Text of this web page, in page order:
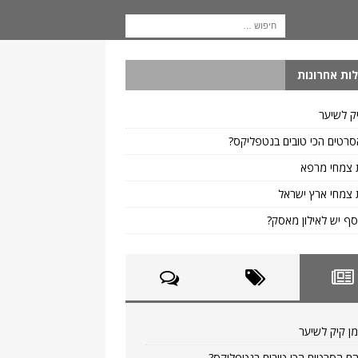
אחרונות
לשיער
הכי טובים בנטפליקס?
צמחי מרפא
צמחי ארץ ישראל
יש לאילון מאסק?
קיק לשיער